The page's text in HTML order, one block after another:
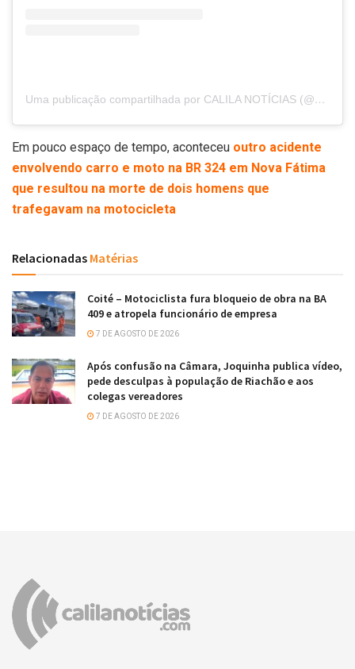
Uma publicação compartilhada por CALILA NOTÍCIAS (@calilanoticias)
Em pouco espaço de tempo, aconteceu outro acidente
envolvendo carro e moto na BR 324 em Nova Fátima
que resultou na morte de dois homens que
trafegavam na motocicleta
Relacionadas Matérias
Coité – Motociclista fura bloqueio de obra na BA
409 e atropela funcionário de empresa
7 DE AGOSTO DE 2026
Após confusão na Câmara, Joquinha publica vídeo,
pede desculpas à população de Riachão e aos
colegas vereadores
7 DE AGOSTO DE 2026